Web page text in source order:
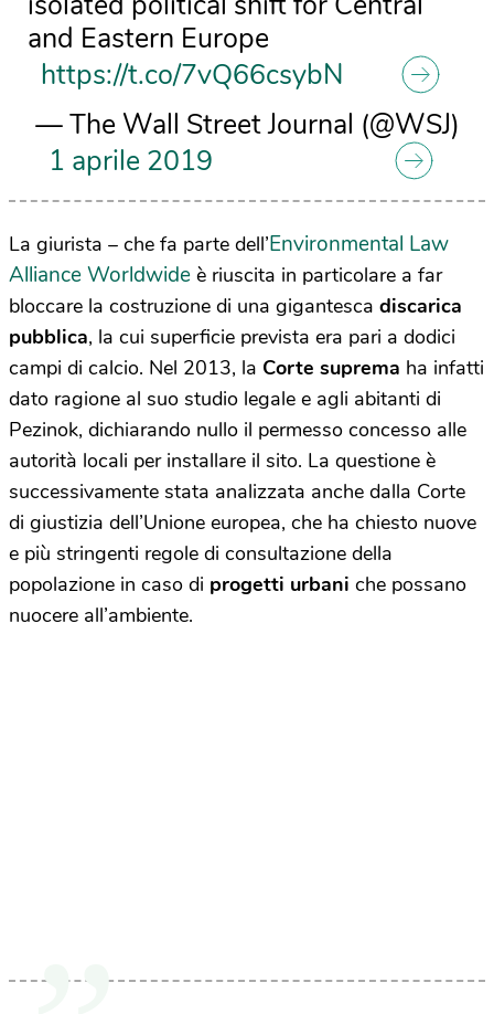
and Eastern Europe
https://t.co/7vQ66csybN
— The Wall Street Journal (@WSJ)
1 aprile 2019
La giurista – che fa parte dell’Environmental Law
Alliance Worldwide è riuscita in particolare a far
bloccare la costruzione di una gigantesca discarica
pubblica, la cui superficie prevista era pari a dodici
campi di calcio. Nel 2013, la Corte suprema ha infatti
dato ragione al suo studio legale e agli abitanti di
Pezinok, dichiarando nullo il permesso concesso alle
autorità locali per installare il sito. La questione è
successivamente stata analizzata anche dalla Corte
di giustizia dell’Unione europea, che ha chiesto nuove
e più stringenti regole di consultazione della
popolazione in caso di progetti urbani che possano
nuocere all’ambiente.